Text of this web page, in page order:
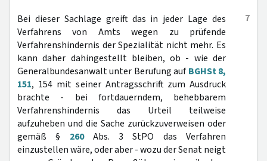
7
Bei dieser Sachlage greift das in jeder Lage des
Verfahrens von Amts wegen zu prüfende
Verfahrenshindernis der Spezialität nicht mehr. Es
kann daher dahingestellt bleiben, ob - wie der
Generalbundesanwalt unter Berufung aufBGHSt 8,
151, 154 mit seiner Antragsschrift zum Ausdruck
brachte - bei fortdauerndem, behebbarem
Verfahrenshindernis das Urteil teilweise
aufzuheben und die Sache zurückzuverweisen oder
gemäß § 260Abs. 3 StPO das Verfahren
einzustellen wäre, oder aber - wozu der Senat neigt